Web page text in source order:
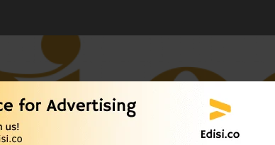
Kota